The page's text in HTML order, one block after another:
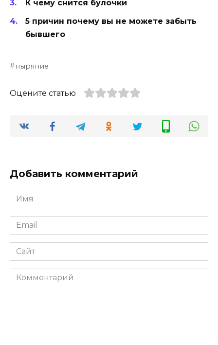
К чему снится булочки
5 причин почему вы не можете забыть
бывшего
ныряние
Оцените статью
Добавить комментарий
Имя
*
Email
*
Сайт
Комментарий